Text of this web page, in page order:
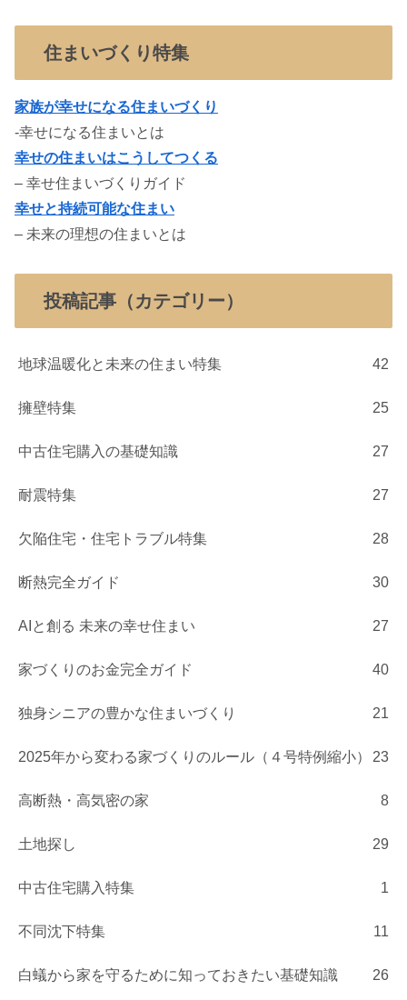
住まいづくり特集
家族が幸せになる住まいづくり
-幸せになる住まいとは
幸せの住まいはこうしてつくる
– 幸せ住まいづくりガイド
幸せと持続可能な住まい
– 未来の理想の住まいとは
投稿記事（カテゴリー）
地球温暖化と未来の住まい特集 42
擁壁特集 25
中古住宅購入の基礎知識 27
耐震特集 27
欠陥住宅・住宅トラブル特集 28
断熱完全ガイド 30
AIと創る 未来の幸せ住まい 27
家づくりのお金完全ガイド 40
独身シニアの豊かな住まいづくり 21
2025年から変わる家づくりのルール（４号特例縮小） 23
高断熱・高気密の家 8
土地探し 29
中古住宅購入特集 1
不同沈下特集 11
白蟻から家を守るために知っておきたい基礎知識 26